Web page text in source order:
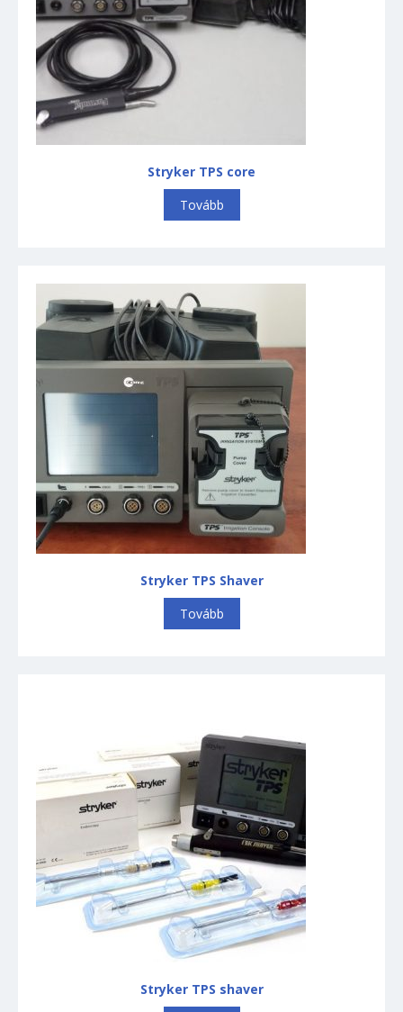
Stryker TPS core
Tovább
Stryker TPS Shaver
Tovább
Stryker TPS shaver